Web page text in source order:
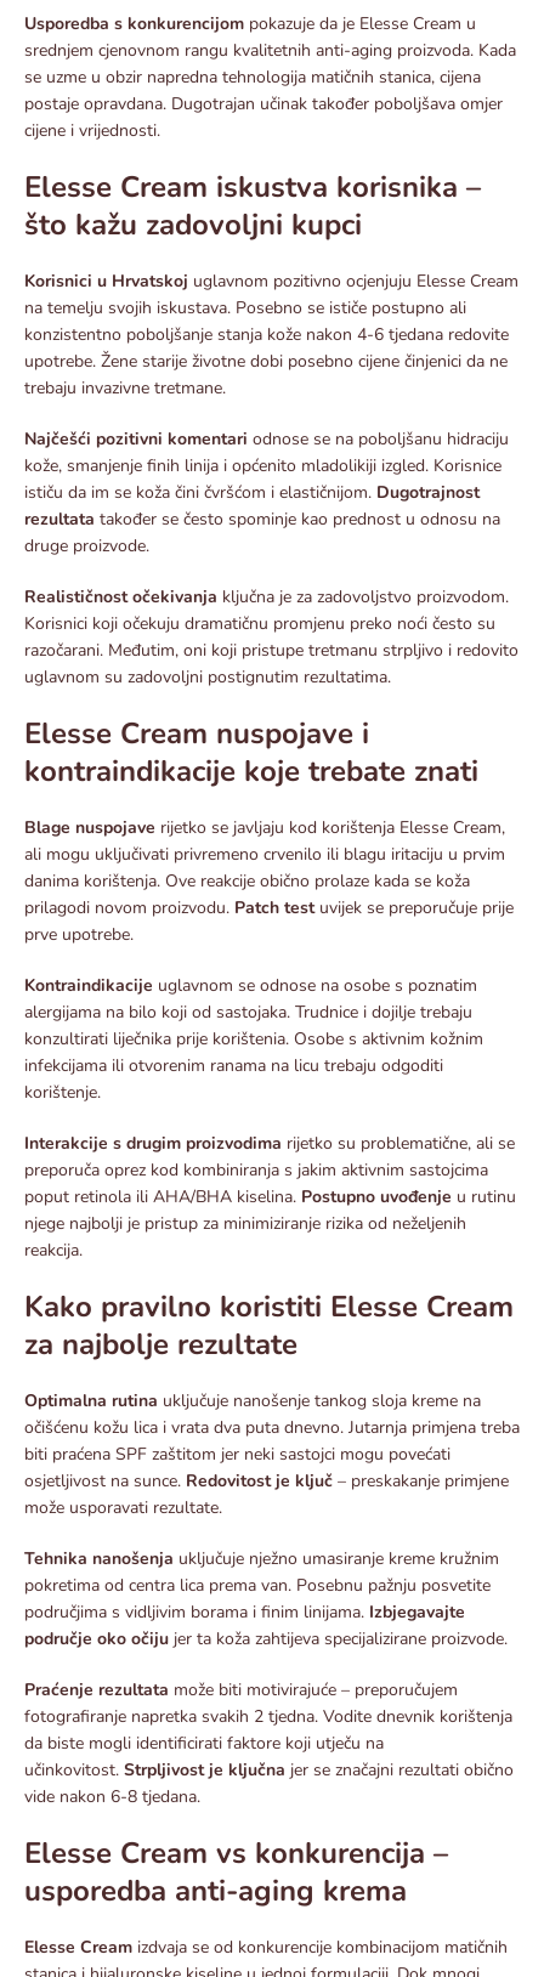
Usporedba s konkurencijom pokazuje da je Elesse Cream u
srednjem cjenovnom rangu kvalitetnih anti-aging proizvoda. Kada
se uzme u obzir napredna tehnologija matičnih stanica, cijena
postaje opravdana. Dugotrajan učinak također poboljšava omjer
cijene i vrijednosti.​
Elesse Cream iskustva korisnika –
što kažu zadovoljni kupci
Korisnici u Hrvatskoj uglavnom pozitivno ocjenjuju Elesse Cream
na temelju svojih iskustava. Posebno se ističe postupno ali
konzistentno poboljšanje stanja kože nakon 4-6 tjedana redovite
upotrebe. Žene starije životne dobi posebno cijene činjenici da ne
trebaju invazivne tretmane.​
Najčešći pozitivni komentari odnose se na poboljšanu hidraciju
kože, smanjenje finih linija i općenito mladolikiji izgled. Korisnice
ističu da im se koža čini čvršćom i elastičnijom. Dugotrajnost
rezultata također se često spominje kao prednost u odnosu na
druge proizvode.​
Realističnost očekivanja ključna je za zadovoljstvo proizvodom.
Korisnici koji očekuju dramatičnu promjenu preko noći često su
razočarani. Međutim, oni koji pristupe tretmanu strpljivo i redovito
uglavnom su zadovoljni postignutim rezultatima.​
Elesse Cream nuspojave i
kontraindikacije koje trebate znati
Blage nuspojave rijetko se javljaju kod korištenja Elesse Cream,
ali mogu uključivati privremeno crvenilo ili blagu iritaciju u prvim
danima korištenja. Ove reakcije obično prolaze kada se koža
prilagodi novom proizvodu. Patch testuvijek se preporučuje prije
prve upotrebe.​
Kontraindikacije uglavnom se odnose na osobe s poznatim
alergijama na bilo koji od sastojaka. Trudnice i dojilje trebaju
konzultirati liječnika prije korištenia. Osobe s aktivnim kožnim
infekcijama ili otvorenim ranama na licu trebaju odgoditi
korištenje.​
Interakcije s drugim proizvodima rijetko su problematične, ali se
preporuča oprez kod kombiniranja s jakim aktivnim sastojcima
poput retinola ili AHA/BHA kiselina. Postupno uvođenje u rutinu
njege najbolji je pristup za minimiziranje rizika od neželjenih
reakcija.​
Kako pravilno koristiti Elesse Cream
za najbolje rezultate
Optimalna rutina uključuje nanošenje tankog sloja kreme na
očišćenu kožu lica i vrata dva puta dnevno. Jutarnja primjena treba
biti praćena SPF zaštitom jer neki sastojci mogu povećati
osjetljivost na sunce. Redovitost je ključ – preskakanje primjene
može usporavati rezultate.​
Tehnika nanošenja uključuje nježno umasiranje kreme kružnim
pokretima od centra lica prema van. Posebnu pažnju posvetite
područjima s vidljivim borama i finim linijama. Izbjegavajte
područje oko očiju jer ta koža zahtijeva specijalizirane proizvode.​
Praćenje rezultata može biti motivirajuće – preporučujem
fotografiranje napretka svakih 2 tjedna. Vodite dnevnik korištenja
da biste mogli identificirati faktore koji utječu na
učinkovitost. Strpljivost je ključna jer se značajni rezultati obično
vide nakon 6-8 tjedana.​
Elesse Cream vs konkurencija –
usporedba anti-aging krema
Elesse Cream izdvaja se od konkurencije kombinacijom matičnih